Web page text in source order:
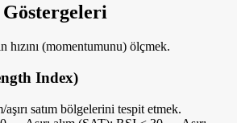
hızını (momentumunu) ölçmek.
Index)
aşırı satım bölgelerini tespit etmek.